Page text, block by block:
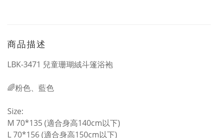
商品描述
LBK-3471 兒童珊瑚絨斗篷浴袍
🌈粉色、藍色
Size:
M 70*135 (適合身高140cm以下)
L 70*156 (適合身高150cm以下)